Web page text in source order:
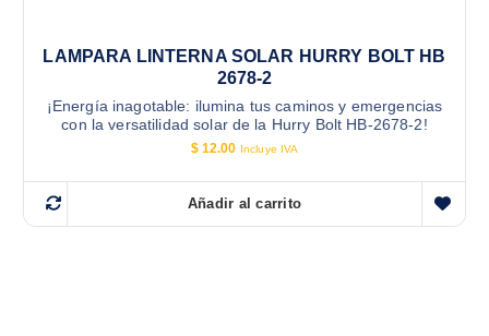
LAMPARA LINTERNA SOLAR HURRY BOLT HB
2678-2
¡Energía inagotable: ilumina tus caminos y emergencias
con la versatilidad solar de la Hurry Bolt HB-2678-2!
$12.00 Incluye IVA
Añadir al carrito